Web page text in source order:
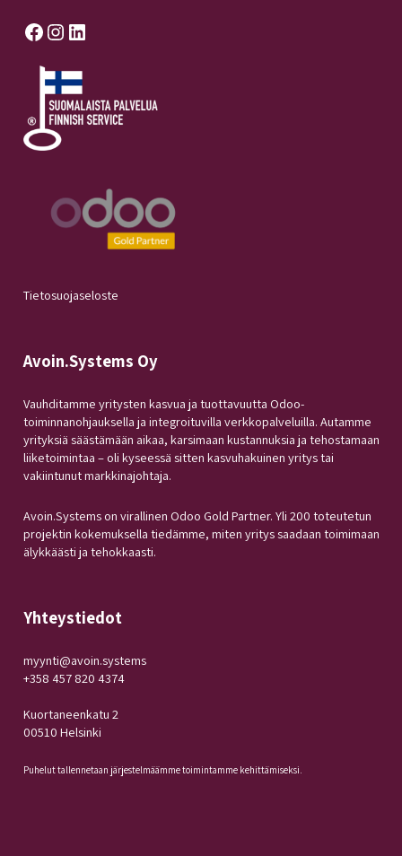
Facebook Instagram LinkedIn
Tietosuojaseloste
Avoin.Systems Oy
Vauhditamme yritysten kasvua ja tuottavuutta Odoo-
toiminnanohjauksella ja integroituvilla verkkopalveluilla. Autamme
yrityksiä säästämään aikaa, karsimaan kustannuksia ja tehostamaan
liiketoimintaa – oli kyseessä sitten kasvuhakuinen yritys tai
vakiintunut markkinajohtaja.
Avoin.Systems on virallinen Odoo Gold Partner. Yli 200 toteutetun
projektin kokemuksella tiedämme, miten yritys saadaan toimimaan
älykkäästi ja tehokkaasti.
Yhteystiedot
myynti@avoin.systems
+358 457 820 4374
Kuortaneenkatu 2
00510 Helsinki
Puhelut tallennetaan järjestelmäämme toimintamme kehittämiseksi.